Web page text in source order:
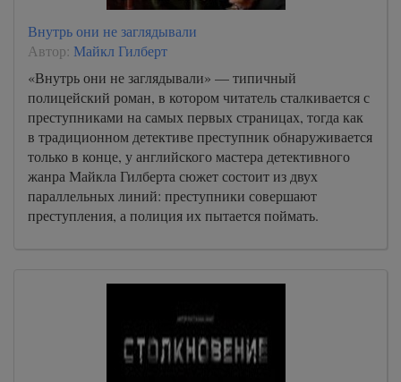
Внутрь они не заглядывали
Автор: Майкл Гилберт
«Внутрь они не заглядывали» — типичный
полицейский роман, в котором читатель сталкивается с
преступниками на самых первых страницах, тогда как
в традиционном детективе преступник обнаруживается
только в конце, у английского мастера детективного
жанра Майкла Гилберта сюжет состоит из двух
параллельных линий: преступники совершают
преступления, а полиция их пытается поймать.